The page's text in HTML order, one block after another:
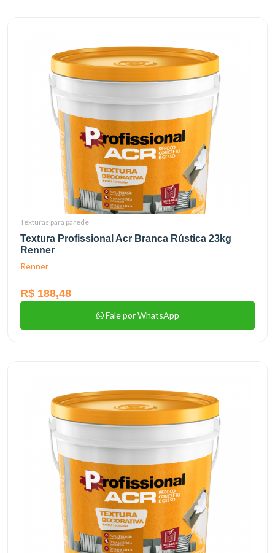
Texturas para parede
Textura Profissional Acr Branca Rústica 23kg
Renner
Renner
R$ 188,48
Fale por WhatsApp